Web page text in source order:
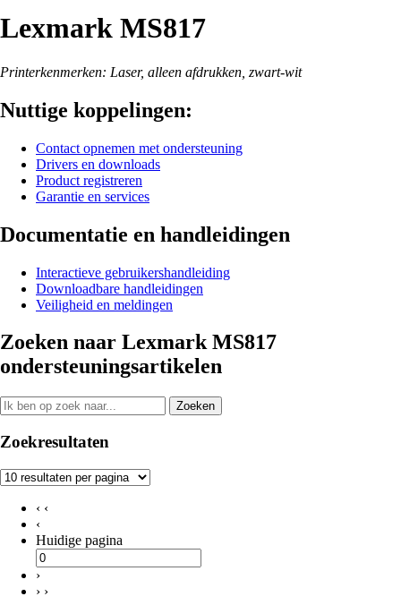
Lexmark MS817
Printerkenmerken: Laser, alleen afdrukken, zwart-wit
Nuttige koppelingen:
Contact opnemen met ondersteuning
Drivers en downloads
Product registreren
Garantie en services
Documentatie en handleidingen
Interactieve gebruikershandleiding
Downloadbare handleidingen
Veiligheid en meldingen
Zoeken naar Lexmark MS817
ondersteuningsartikelen
Zoeken
Zoekresultaten
‹ ‹
‹
Huidige pagina
›
› ›